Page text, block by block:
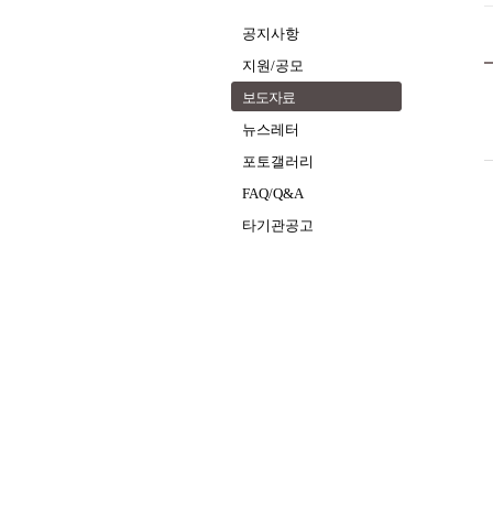
공지사항
지원/공모
보도자료
뉴스레터
포토갤러리
FAQ/Q&A
타기관공고